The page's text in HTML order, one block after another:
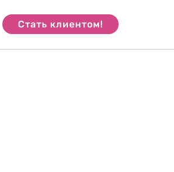
Стать клиентом!